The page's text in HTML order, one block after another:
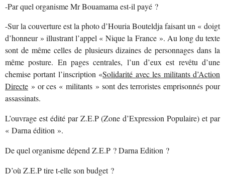
-Par quel organisme Mr Bouamama est-il payé ?
-Sur la couverture est la photo d’Houria Bouteldja faisant un « doigt
d’honneur » illustrant l’appel « Nique la France ». Au long du texte
sont de même celles de plusieurs dizaines de personnages dans la
même posture. En pages centrales, l’un d’eux est revêtu d’une
chemise portant l’inscription «Solidarité avec les militants d’Action
Directe » or ces « militants » sont des terroristes emprisonnés pour
assassinats.
L’ouvrage est édité par Z.E.P (Zone d’Expression Populaire) et par
« Darna édition ».
De quel organisme dépend Z.E.P ? Darna Edition ?
D’où Z.E.P tire t-elle son budget ?